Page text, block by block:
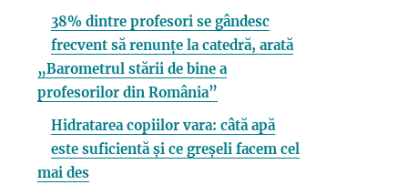
38% dintre profesori se gândesc
frecvent să renunțe la catedră, arată
„Barometrul stării de bine a
profesorilor din România”
Hidratarea copiilor vara: câtă apă
este suficientă și ce greșeli facem cel
mai des